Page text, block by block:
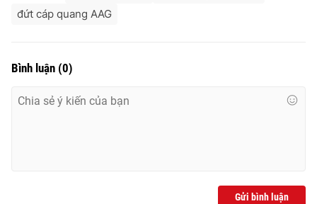
Tổng đài VTV:
Ðiện thoại Thời báo VTV:024.66 897 897
đứt cáp quang AAG
Bình luận (0)
Gửi bình luận